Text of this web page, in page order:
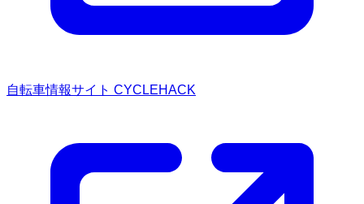
自転車情報サイト CYCLEHACK